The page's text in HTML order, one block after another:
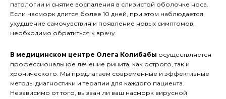
патологии и снятие воспаления в слизистой оболочке носа.
Если насморк длится более 10 дней, при этом наблюдается
ухудшение самочувствия и появление новых симптомов,
необходимо обратиться к врачу.
В медицинском центре Олега Колибабы осуществляется
профессиональное лечение ринита, как острого, так и
хронического. Мы предлагаем современные и эффективные
методы диагностики и терапии для каждого пациента.
Независимо от того, вызван ли ваш насморк вирусной